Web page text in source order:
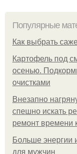
Популярные
Как выбрать
Картофель под
осенью.
очистками
Внезапно
спешно искать
ремонт времени
Больше энергии
для мужчин